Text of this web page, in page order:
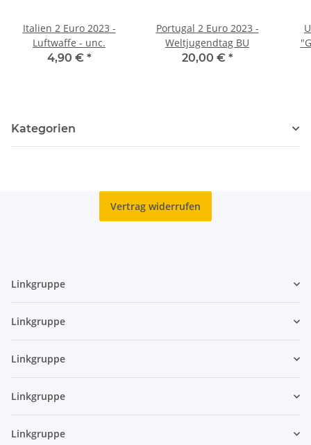
Italien 2 Euro 2023 -
Luftwaffe - unc.
4,90 € *
Portugal 2 Euro 2023 -
Weltjugendtag BU
20,00 € *
Kategorien
Vertrag widerrufen
Linkgruppe
Linkgruppe
Linkgruppe
Linkgruppe
Linkgruppe